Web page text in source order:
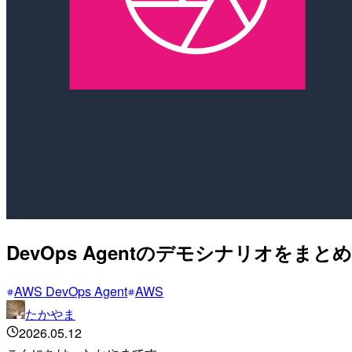
DevOps Agentのデモシナリオをまと
AWS DevOps Agent AWS
たかやま
2026.05.12